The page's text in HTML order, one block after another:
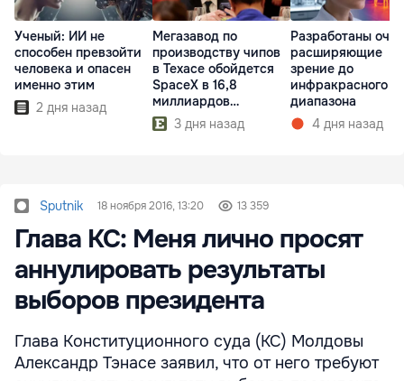
Ученый: ИИ не
способен превзойти
человека и опасен
именно этим
2 дня назад
Мегазавод по
производству чипов
в Техасе обойдется
SpaceX в 16,8
миллиардов
долларов
3 дня назад
Разработаны
расширяющие
зрение до
инфракрасного
диапазона
4 дня назад
Sputnik 18 ноября 2016, 13:20 13 359
Глава КС: Меня лично просят
аннулировать результаты
выборов президента
Глава Конституционного суда (КС) Молдовы
Александр Тэнасе заявил, что от него требуют